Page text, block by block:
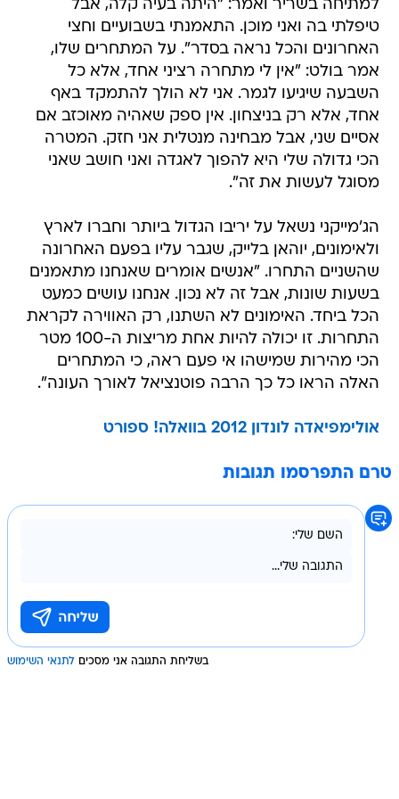
למתיחה בשריר ואמר: "היתה בעיה קלה, אבל
טיפלתי בה ואני מוכן. התאמנתי בשבועיים וחצי
האחרונים והכל נראה בסדר". על המתחרים שלו,
אמר בולט: "אין לי מתחרה רציני אחד, אלא כל
השבעה שיגיעו לגמר. אני לא הולך להתמקד באף
אחד, אלא רק בניצחון. אין ספק שאהיה מאוכזב אם
אסיים שני, אבל מבחינה מנטלית אני חזק. המטרה
הכי גדולה שלי היא להפוך לאגדה ואני חושב שאני
מסוגל לעשות את זה".
הג'מייקני נשאל על יריבו הגדול ביותר וחברו לארץ
ולאימונים, יוהאן בלייק, שגבר עליו בפעם האחרונה
שהשניים התחרו. "אנשים אומרים שאנחנו מתאמנים
בשעות שונות, אבל זה לא נכון. אנחנו עושים כמעט
הכל ביחד. האימונים לא השתנו, רק האווירה לקראת
התחרות. זו יכולה להיות אחת מריצות ה-100 מטר
הכי מהירות שמישהו אי פעם ראה, כי המתחרים
האלה הראו כל כך הרבה פוטנציאל לאורך העונה".
אולימפיאדה לונדון 2012 בוואלה! ספורט
טרם התפרסמו תגובות
בשליחת התגובה אני מסכים לתנאי השימוש